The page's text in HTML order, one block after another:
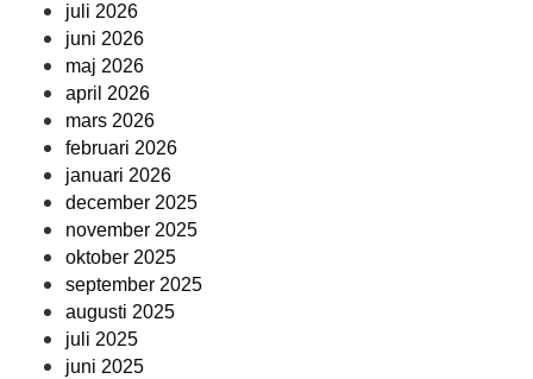
juli 2026
juni 2026
maj 2026
april 2026
mars 2026
februari 2026
januari 2026
december 2025
november 2025
oktober 2025
september 2025
augusti 2025
juli 2025
juni 2025